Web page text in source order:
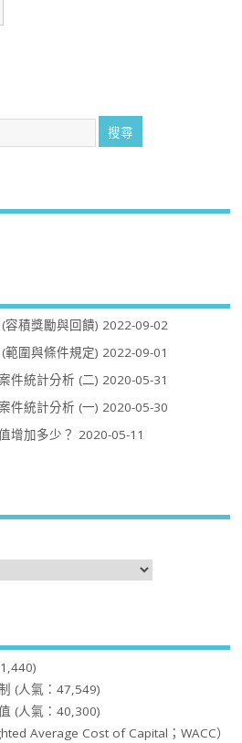
容積獎勵與回饋) 2022-09-02
範圍與條件規定) 2022-09-01
件統計分析 (二) 2020-05-31
件統計分析 (一) 2020-05-30
增加多少？ 2020-05-11
(人氣：47,549)
(人氣：40,300)
Average Cost of Capital；WACC）